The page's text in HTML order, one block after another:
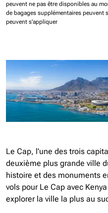
peuvent ne pas être disponibles au
de bagages supplémentaires peuvent
peuvent s'appliquer
Le Cap, l'une des trois
deuxième plus grande ville
histoire et des monuments
vols pour Le Cap avec
explorer la ville la plus au